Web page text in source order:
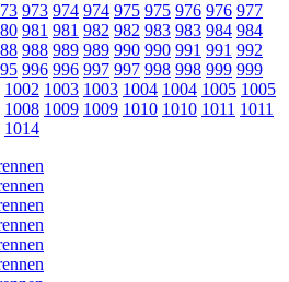
973 974 974 975 975 976 976 977
981 981 982 982 983 983 984 984
988 989 989 990 990 991 991 992
996 996 997 997 998 998 999 999
1002 1003 1003 1004 1004 1005 1005
1008 1009 1009 1010 1010 1011 1011
1014